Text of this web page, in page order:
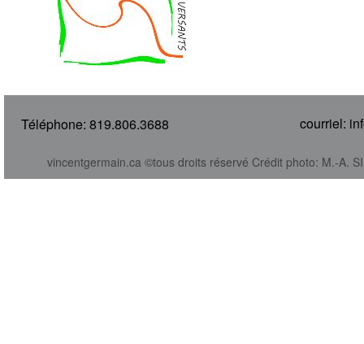
courriel:
Téléphone: 819.806.3688
vincentgermain.ca ©tous droits réservé Crédit photo: M.-A.